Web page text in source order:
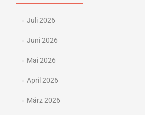
Juli 2026
Juni 2026
Mai 2026
April 2026
März 2026